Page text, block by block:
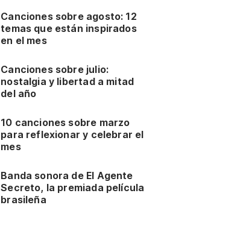
Canciones sobre agosto: 12
temas que están inspirados
en el mes
Canciones sobre julio:
nostalgia y libertad a mitad
del año
10 canciones sobre marzo
para reflexionar y celebrar el
mes
Banda sonora de El Agente
Secreto, la premiada película
brasileña